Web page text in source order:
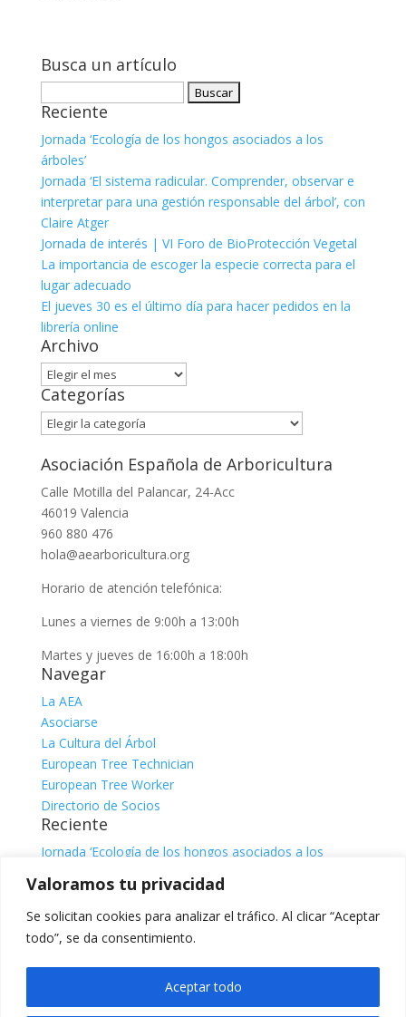
Valoramos tu privacidad
Se solicitan cookies para analizar el tráfico. Al clicar “Aceptar
todo”, se da consentimiento.
Aceptar todo
Busca un artículo
Reciente
Jornada ‘Ecología de los hongos asociados a los
árboles’
Jornada ‘El sistema radicular. Comprender, observar e
interpretar para una gestión responsable del árbol’, con
Claire Atger
Jornada de interés | VI Foro de BioProtección Vegetal
La importancia de escoger la especie correcta para el
lugar adecuado
El jueves 30 es el último día para hacer pedidos en la
librería online
Archivo
Archivo
Categorías
Categorías
Asociación Española de Arboricultura
Calle Motilla del Palancar, 24-Acc
46019 Valencia
960 880 476
hola@aearboricultura.org
Horario de atención telefónica:
Lunes a viernes de 9:00h a 13:00h
Martes y jueves de 16:00h a 18:00h
Navegar
La AEA
Asociarse
La Cultura del Árbol
European Tree Technician
European Tree Worker
Directorio de Socios
Reciente
Jornada ‘Ecología de los hongos asociados a los
Jornada ‘El sistema radicular. Comprender, observar e
interpretar para una gestión responsable del árbol’, con
Claire Atger julio 31, 2026
Facebook